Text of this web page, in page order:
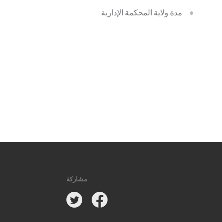
مدة ولاية المحكمة الإدارية
مشاركة
Facebook